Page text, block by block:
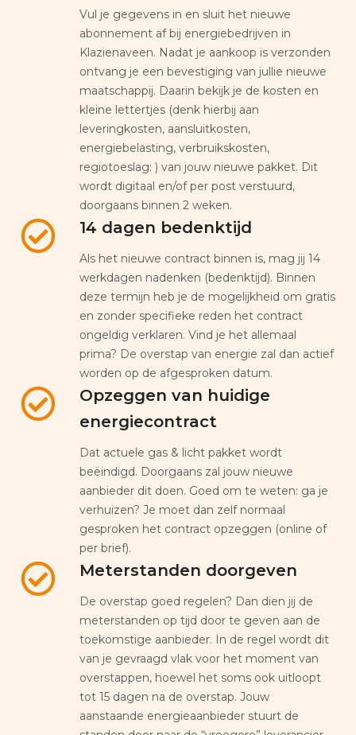
Vul je gegevens in en sluit het nieuwe
abonnement af bij energiebedrijven in
Klazienaveen. Nadat je aankoop is verzonden
ontvang je een bevestiging van jullie nieuwe
maatschappij. Daarin bekijk je de kosten en
kleine lettertjes (denk hierbij aan
leveringkosten, aansluitkosten,
energiebelasting, verbruikskosten,
regiotoeslag: ) van jouw nieuwe pakket. Dit
wordt digitaal en/of per post verstuurd,
doorgaans binnen 2 weken.
14 dagen bedenktijd
Als het nieuwe contract binnen is, mag jij 14
werkdagen nadenken (bedenktijd). Binnen
deze termijn heb je de mogelijkheid om gratis
en zonder specifieke reden het contract
ongeldig verklaren. Vind je het allemaal
prima? De overstap van energie zal dan actief
worden op de afgesproken datum.
Opzeggen van huidige
energiecontract
Dat actuele gas & licht pakket wordt
beëindigd. Doorgaans zal jouw nieuwe
aanbieder dit doen. Goed om te weten: ga je
verhuizen? Je moet dan zelf normaal
gesproken het contract opzeggen (online of
per brief).
Meterstanden doorgeven
De overstap goed regelen? Dan dien jij de
meterstanden op tijd door te geven aan de
toekomstige aanbieder. In de regel wordt dit
van je gevraagd vlak voor het moment van
overstappen, hoewel het soms ook uitloopt
tot 15 dagen na de overstap. Jouw
aanstaande energieaanbieder stuurt de